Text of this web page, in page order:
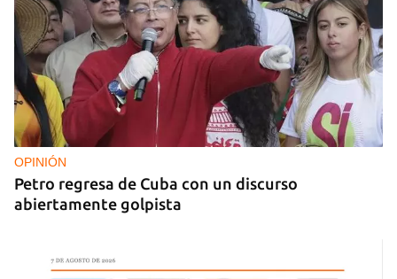
OPINIÓN
Petro regresa de Cuba con un discurso
abiertamente golpista